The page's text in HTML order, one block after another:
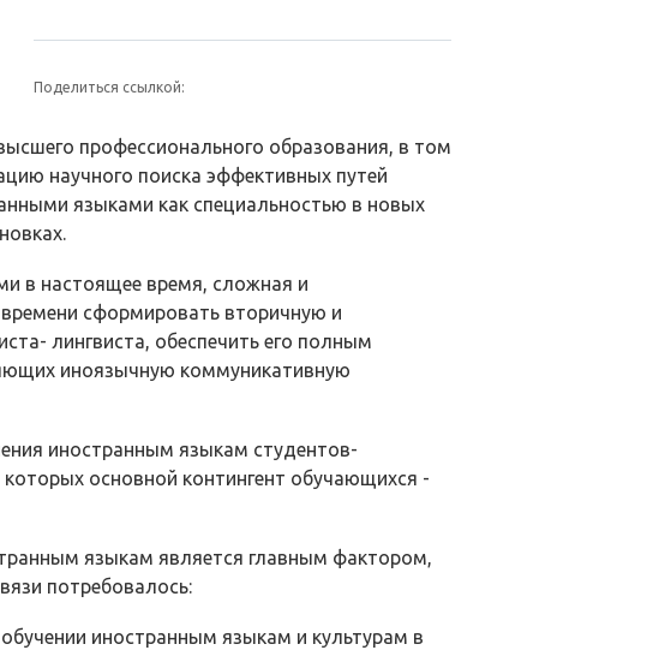
Поделиться ссылкой:
профессио­нального образования, в том
научного поиска эффективных путей
языками как специальностью в новых
в настоящее время, сложная и
сформиро­вать вторичную и
лингвиста, обеспечить его полным
иноязычную коммуникативную
иностранным языкам студентов-
основной контингент обучающихся -
языкам является главным фактором,
потре­бовалось:
иностранным языкам и культурам в